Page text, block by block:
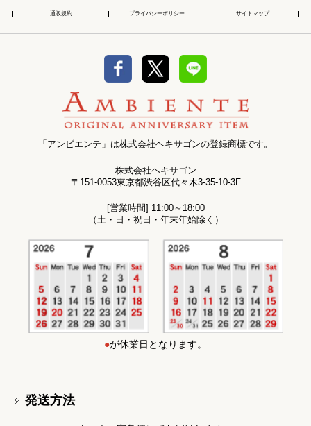
通販規約 プライバシーポリシー サイトマップ
「アンビエンテ」は株式会社ヘキサゴンの登録商標です。
株式会社ヘキサゴン
〒151-0053東京都渋谷区代々木3-35-10-3F
[営業時間] 11:00～18:00
（土・日・祝日・年末年始除く）
●が休業日となります。
発送方法